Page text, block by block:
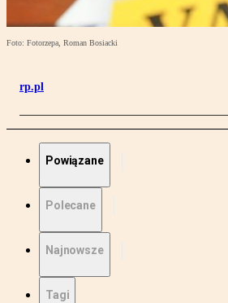
Foto: Fotorzepa, Roman Bosiacki
rp.pl
Powiązane
Polecane
Najnowsze
Tagi